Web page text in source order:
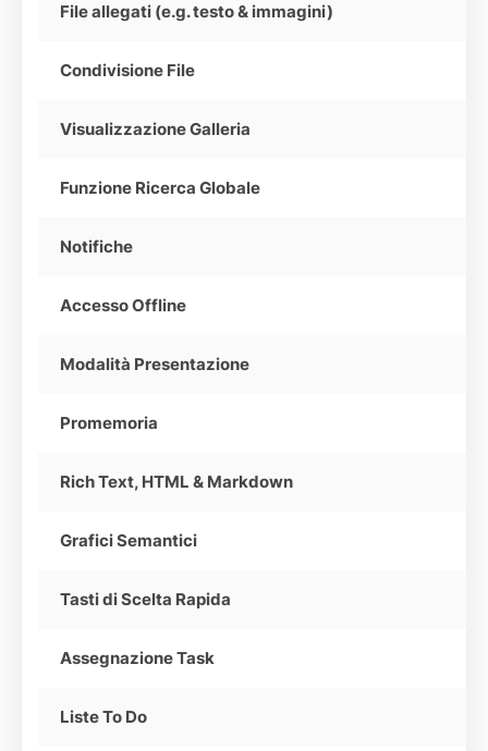
File allegati (e.g. testo & immagini)
Condivisione File
Visualizzazione Galleria
Funzione Ricerca Globale
Notifiche
Accesso Offline
Modalità Presentazione
Promemoria
Rich Text, HTML & Markdown
Grafici Semantici
Tasti di Scelta Rapida
Assegnazione Task
Liste To Do